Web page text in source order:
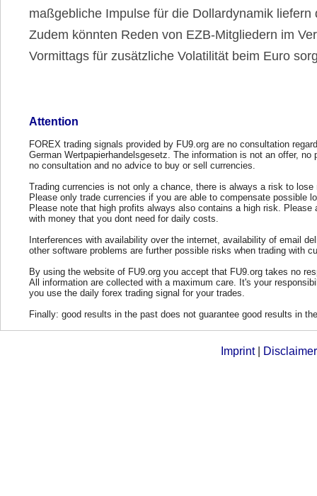
maßgebliche Impulse für die Dollardynamik liefern
Zudem könnten Reden von EZB-Mitgliedern im
Vormittags für zusätzliche Volatilität beim Euro
Attention
FOREX trading signals provided by FU9.org are no consultation
German Wertpapierhandelsgesetz. The information is not an offer, no
no consultation and no advice to buy or sell currencies.
Trading currencies is not only a chance, there is always a risk to lose
Please only trade currencies if you are able to compensate possible
Please note that high profits always also contains a high risk. Please
with money that you dont need for daily costs.
Interferences with availability over the internet, availability of email
other software problems are further possible risks when trading with
By using the website of FU9.org you accept that FU9.org takes no
All information are collected with a maximum care. It's your
you use the daily forex trading signal for your trades.
Finally: good results in the past does not guarantee good results in
Imprint| Disclaimer